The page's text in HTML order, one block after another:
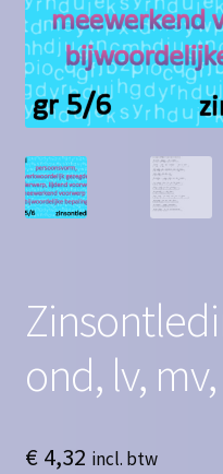
Homepagina
Mijn account
Privacy Policy
Winkelmand
ond, lv,
€4,32 incl. btw